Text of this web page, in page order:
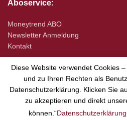
Aboservice:
Moneytrend ABO
Newsletter Anmeldung
Kontakt
Diese Website verwendet Cookies
und zu Ihren Rechten als
Datenschutzerklärung. Klicken Sie
zu akzeptieren und direkt
können.“Datenschutzerklärung